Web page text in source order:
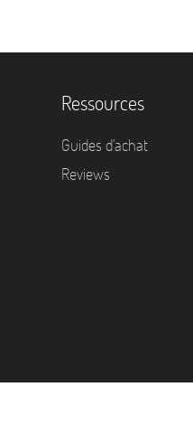
Ressources
Guides d'achat
Reviews